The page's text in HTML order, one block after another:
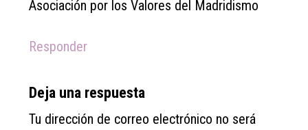
Asociación por los Valores del Madridismo
Responder
Deja una respuesta
Tu dirección de correo electrónico no será